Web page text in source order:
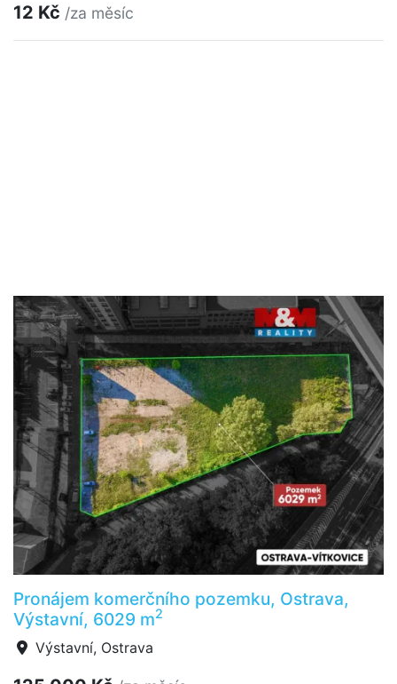
12 Kč /za měsíc
Pronájem komerčního pozemku, Ostrava,
Výstavní, 6029 m2
Výstavní, Ostrava